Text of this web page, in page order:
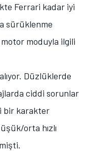
Ferrari kadar iyi
sürüklenme
moduyla ilgili
Düzlüklerde
ciddi sorunlar
bir karakter
orta hızlı